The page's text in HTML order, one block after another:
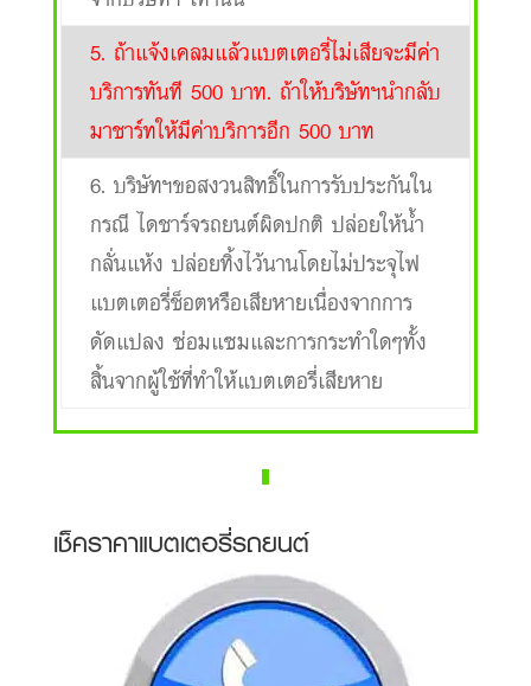
5. ถ้าแจ้งเคลมแล้วแบตเตอรี่ไม่เสียจะมีค่า
บริการทันที 500 บาท. ถ้าให้บริษัทฯนำกลับ
มาชาร์ทให้มีค่าบริการอีก 500 บาท
6. บริษัทฯขอสงวนสิทธิ์ในการรับประกันใน
กรณี ไดชาร์จรถยนต์ผิดปกติ ปล่อยให้น้ำ
กลั่นแห้ง ปล่อยทิ้งไว้นานโดยไม่ประจุไฟ
แบตเตอรี่ช็อตหรือเสียหายเนื่องจากการ
ดัดแปลง ซ่อมแซมและการกระทำใดๆทั้ง
สิ้นจากผู้ใช้ที่ทำให้แบตเตอรี่เสียหาย
เช็คราคาแบตเตอรี่รถยนต์